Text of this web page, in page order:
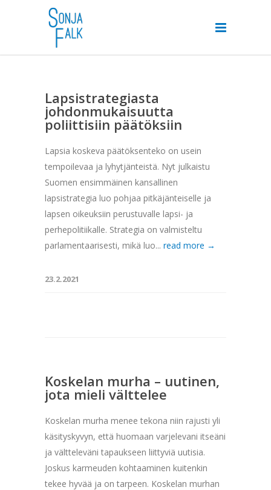
Lapsistrategiasta
johdonmukaisuutta
poliittisiin päätöksiin
Lapsia koskeva päätöksenteko on usein
tempoilevaa ja lyhytjänteistä. Nyt julkaistu
Suomen ensimmäinen kansallinen
lapsistrategia luo pohjaa pitkäjänteiselle ja
lapsen oikeuksiin perustuvalle lapsi- ja
perhepolitiikalle. Strategia on valmisteltu
parlamentaarisesti, mikä luo... read more →
23.2.2021
Koskelan murha – uutinen,
jota mieli välttelee
Koskelan murha menee tekona niin rajusti yli
käsityskyvyn, että huomaan varjelevani itseäni
ja vältteleväni tapaukseen liittyviä uutisia.
Joskus karmeuden kohtaaminen kuitenkin
tekee hyvää ja on tarpeen. Koskelan murhan